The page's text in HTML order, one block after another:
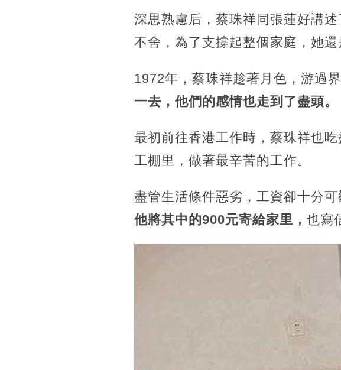
深思熟慮后，蔡珠祥同張蓮好講
不舍，為了支撐起整個家庭，她還
1972年，蔡珠祥趁著月色，游過
一去，他們的感情也走到了盡頭。
最初前往香港工作時，蔡珠祥也
工棚里，做著最辛苦的工作。
盡管生活條件惡劣，工資卻十分
他將其中的900元寄給家里， 也寫